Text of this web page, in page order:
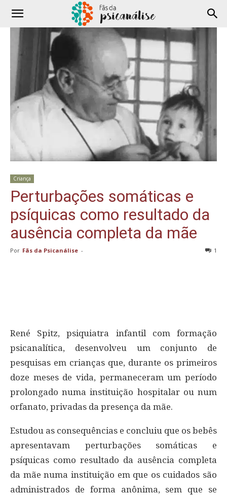
Criança
Perturbações somáticas e
psíquicas como resultado da
ausência completa da mãe
Por Fãs da Psicanálise - 1
René Spitz, psiquiatra infantil com formação
psicanalítica, desenvolveu um conjunto de
pesquisas em crianças que, durante os primeiros
doze meses de vida, permaneceram um período
prolongado numa instituição hospitalar ou num
orfanato, privadas da presença da mãe.
Estudou as consequências e concluiu que os bebês
apresentavam perturbações somáticas e
psíquicas como resultado da ausência completa
da mãe numa instituição em que os cuidados são
administrados de forma anônima, sem que se